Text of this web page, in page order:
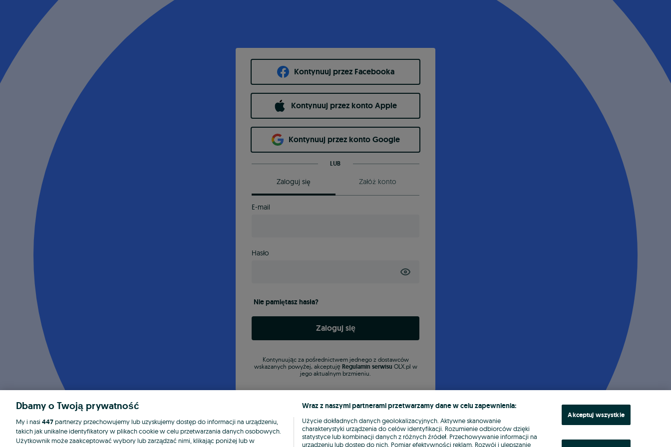
Kontynuuj przez Facebooka
Kontynuuj przez konto Apple
Kontynuuj przez konto Google
LUB
Zaloguj się Załóż konto
E-mail
Hasło
Nie pamiętasz hasła?
Zaloguj się
Kontynuując za pośrednictwem jednego z dostawców
wskazanych powyżej, akceptuję Regulamin serwisu OLX.pl w
jego aktualnym brzmieniu.
Dbamy o Twoją prywatność
My i nasi 447partnerzy przechowujemy lub uzyskujemy dostęp do informacji na urządzeniu,
takich jak unikalne identyfikatory w plikach cookie w celu przetwarzania danych osobowych.
Użytkownik może zaakceptować wybory lub zarządzać nimi, klikając poniżej lub w
Wraz z naszymi partnerami przetwarzamy dane w celu zapewnienia:
Użycie dokładnych danych geolokalizacyjnych. Aktywne skanowanie
charakterystyki urządzenia do celów identyfikacji. Rozumienie odbiorców dzięki
statystyce lub kombinacji danych z różnych źródeł. Przechowywanie informacji na
urządzeniu lub dostęp do nich. Pomiar efektywności reklam. Rozwój i ulepszanie
Akceptuj wszystkie